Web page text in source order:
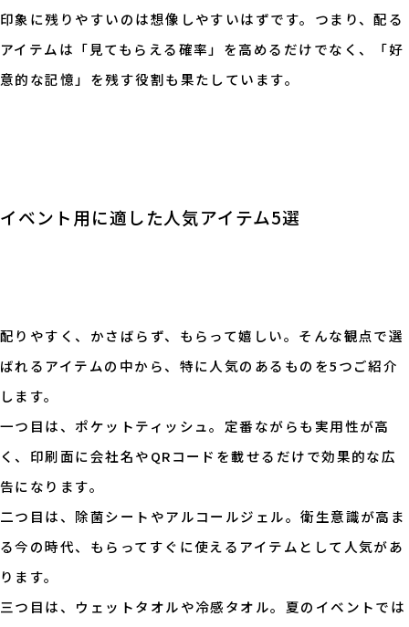
印象に残りやすいのは想像しやすいはずです。つまり、配る
アイテムは「見てもらえる確率」を高めるだけでなく、「好
意的な記憶」を残す役割も果たしています。
イベント用に適した人気アイテム5選
配りやすく、かさばらず、もらって嬉しい。そんな観点で選
ばれるアイテムの中から、特に人気のあるものを5つご紹介
します。
一つ目は、ポケットティッシュ。定番ながらも実用性が高
く、印刷面に会社名やQRコードを載せるだけで効果的な広
告になります。
二つ目は、除菌シートやアルコールジェル。衛生意識が高ま
る今の時代、もらってすぐに使えるアイテムとして人気があ
ります。
三つ目は、ウェットタオルや冷感タオル。夏のイベントでは